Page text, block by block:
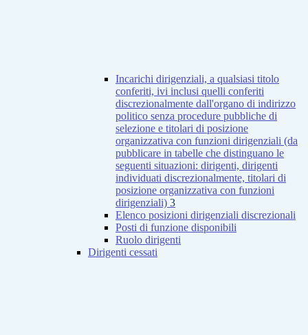
Incarichi dirigenziali, a qualsiasi titolo
conferiti, ivi inclusi quelli conferiti
discrezionalmente dall'organo di indirizzo
politico senza procedure pubbliche di
selezione e titolari di posizione
organizzativa con funzioni dirigenziali (da
pubblicare in tabelle che distinguano le
seguenti situazioni: dirigenti, dirigenti
individuati discrezionalmente, titolari di
posizione organizzativa con funzioni
dirigenziali) 3
Elenco posizioni dirigenziali discrezionali
Posti di funzione disponibili
Ruolo dirigenti
Dirigenti cessati